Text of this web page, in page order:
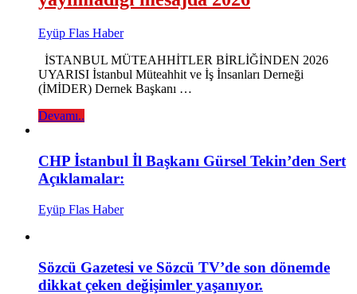
Eyüp Flas Haber
İSTANBUL MÜTEAHHİTLER BİRLİĞİNDEN 2026
UYARISI İstanbul Müteahhit ve İş İnsanları Derneği
(İMİDER) Dernek Başkanı …
Devamı..
CHP İstanbul İl Başkanı Gürsel Tekin’den Sert
Açıklamalar:
Eyüp Flas Haber
Sözcü Gazetesi ve Sözcü TV’de son dönemde
dikkat çeken değişimler yaşanıyor.